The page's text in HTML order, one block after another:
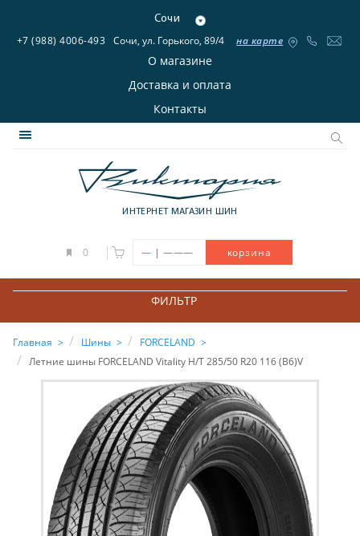
Сочи
+7 (988) 4006-493 Сочи, ул. Горького, 89/4 на карте
О магазине
Доставка и оплата
Контакты
ИНТЕРНЕТ МАГАЗИН ШИН
0 — | ——— корзина
ФИЛЬТР
Главная Шины
FORCELAND
Летние шины FORCELAND Vitality H/T 285/50 R20 116 (B6)V